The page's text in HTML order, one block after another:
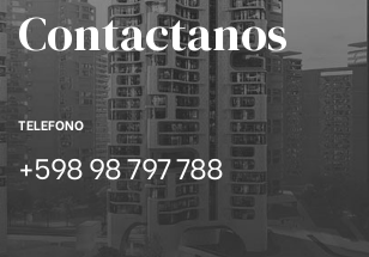
Contactanos
TELEFONO
+598 98 797 788